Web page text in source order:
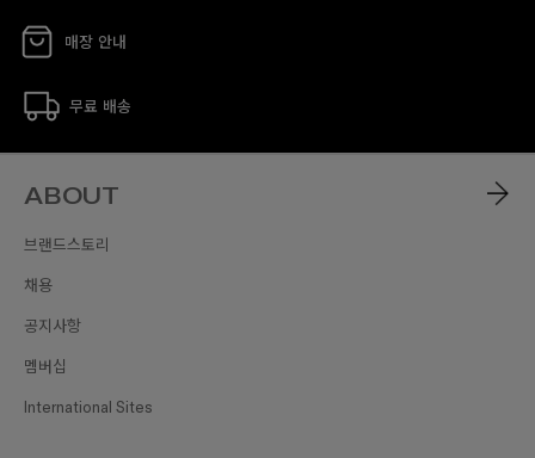
매장 안내
무료 배송
ABOUT
브랜드스토리
채용
공지사항
멤버십
International Sites